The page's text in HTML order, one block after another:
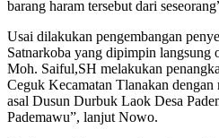
barang haram tersebut dari
Usai dilakukan pengembangan
Satnarkoba yang dipimpin langsung
Moh. Saiful,SH melakukan
Ceguk Kecamatan Tlanakan
asal Dusun Durbuk Laok Desa
Pademawu”, lanjut Nowo.